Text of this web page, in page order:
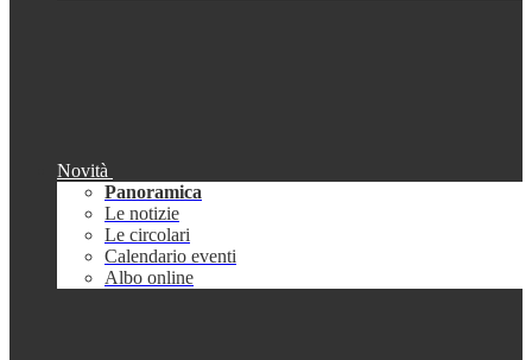
Novità
Panoramica
Le notizie
Le circolari
Calendario eventi
Albo online